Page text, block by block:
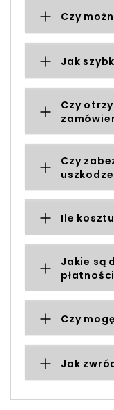
Czy
Jak
Czy
Czy
Ile
Jakie są
Czy
Jak